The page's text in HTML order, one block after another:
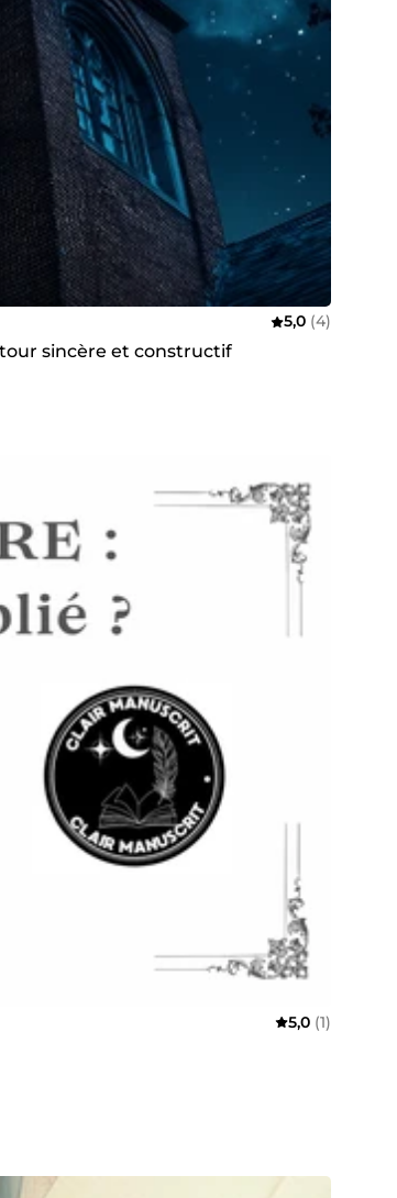
5,0 (4)
sincère et constructif
5,0 (1)